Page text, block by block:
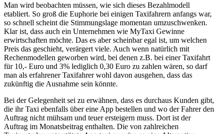
Man wird beobachten müssen, wie sich dieses Bezahlmodell
etabliert. So groß die Euphorie bei einigen Taxifahrern anfangs war,
so schnell scheint die Stimmungslage momentan umzuschwenken.
Klar ist, dass auch ein Unternehmen wie MyTaxi Gewinne
erwirtschaften möchte. Das es aber scheinbar egal ist, um welchen
Preis das geschieht, verärgert viele. Auch wenn natürlich mit
Rechenmodellen geworben wird, bei denen z.B. bei einer Taxifahrt
für 10,- Euro und 3% lediglich 0,30 Euro zu zahlen wären, so darf
man als erfahrener Taxifahrer wohl davon ausgehen, dass das
zukünftig die Ausnahme sein könnte.
Bei der Gelegenheit sei zu erwähnen, dass es durchaus Kunden gibt,
die ihr Taxi ebenfalls über eine App bestellen und wo der Fahrer den
Auftrag nicht mühsam und teuer ersteigern muss. Dort ist der
Auftrag im Monatsbeitrag enthalten. Die von zahlreichen